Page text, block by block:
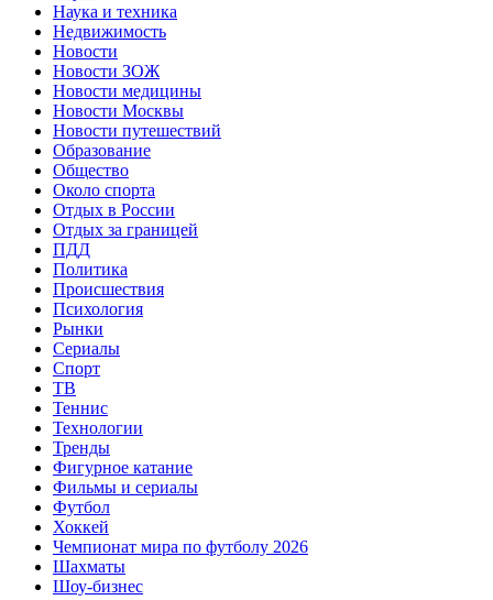
Наука и техника
Недвижимость
Новости
Новости ЗОЖ
Новости медицины
Новости Москвы
Новости путешествий
Образование
Общество
Около спорта
Отдых в России
Отдых за границей
ПДД
Политика
Происшествия
Психология
Рынки
Сериалы
Спорт
ТВ
Теннис
Технологии
Тренды
Фигурное катание
Фильмы и сериалы
Футбол
Хоккей
Чемпионат мира по футболу 2026
Шахматы
Шоу-бизнес